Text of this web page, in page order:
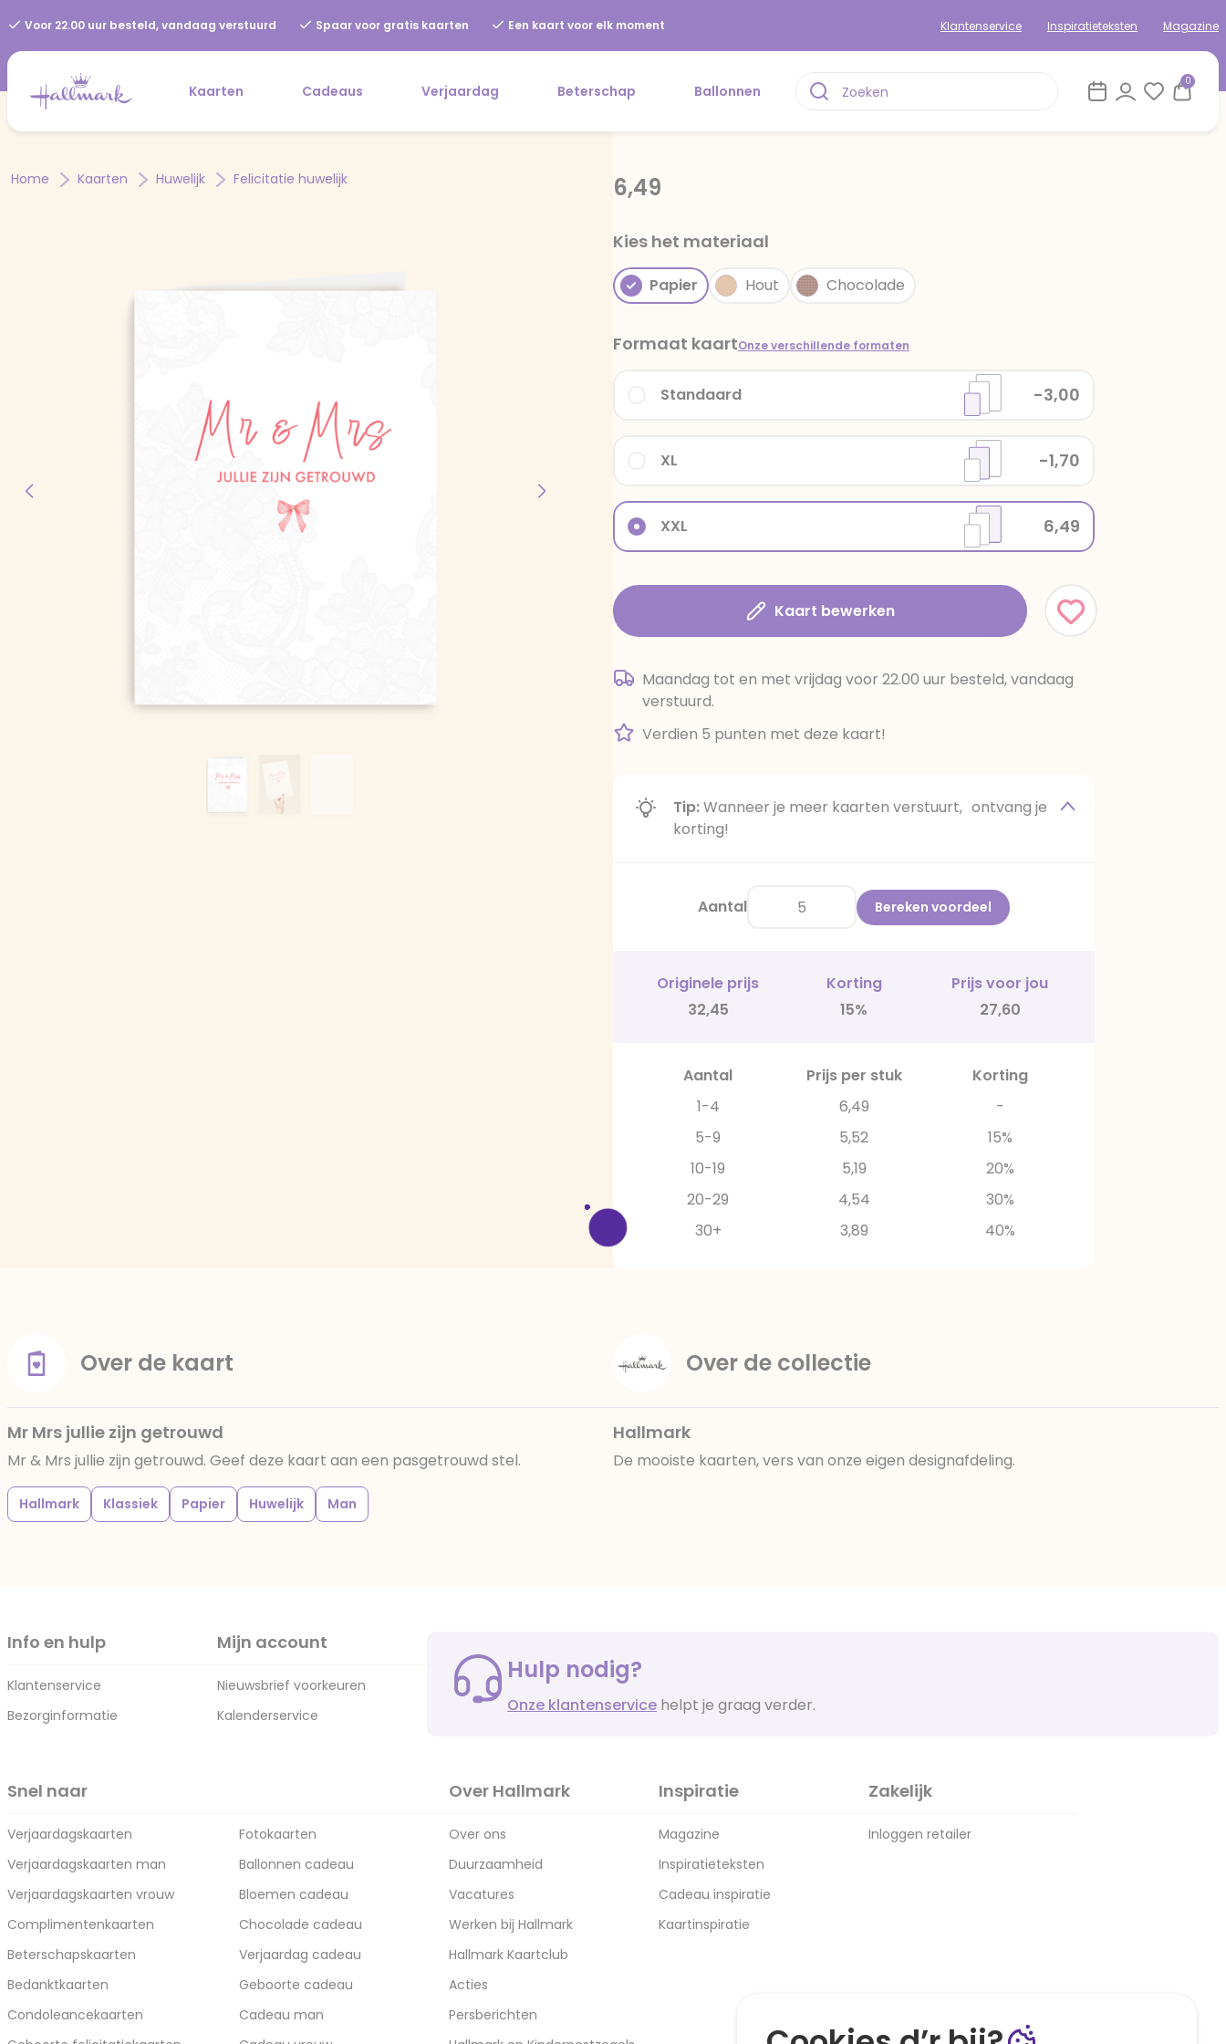
Voor 22.00 uur besteld, vandaag verstuurd Spaar voor gratis kaarten Een kaart voor elk moment Klantenservice Inspiratieteksten Magazine
Kaarten Cadeaus Verjaardag Beterschap Ballonnen
0
Home Kaarten Huwelijk Felicitatie huwelijk 6,49
Kies het materiaal
Papier Hout Chocolade
Formaat kaartOnze verschillende formaten
XXL 6,49
XL -1,70
Standaard -3,00
Kaart bewerken
Maandag tot en met vrijdag voor 22.00 uur besteld, vandaag
verstuurd.
Verdien 5 punten met deze kaart!
Tip:Wanneer je meer kaarten verstuurt, ontvang je
korting!
Aantal Bereken voordeel
Originele prijs Korting
Prijs voor jou
32,45
15% 27,60
Aantal Prijs per stuk
Korting
1-4
6,49
-
5-9
5,52
15%
10-19
5,19
20%
20-29
4,54
30%
30+
3,89 40%
Over de kaart
Mr Mrs jullie zijn getrouwd
Mr & Mrs jullie zijn getrouwd. Geef deze kaart aan een pasgetrouwd stel.
Hallmark Klassiek Papier Huwelijk Man
Over de collectie
Hallmark
De mooiste kaarten, vers van onze eigen designafdeling.
Info en hulp
Klantenservice
Bezorginformatie
Mijn account
Nieuwsbrief voorkeuren
Kalenderservice
Hulp nodig?
Onze klantenservice helpt je graag verder.
Snel naar
Verjaardagskaarten
Verjaardagskaarten man
Verjaardagskaarten vrouw
Complimentenkaarten
Beterschapskaarten
Bedanktkaarten
Condoleancekaarten
Fotokaarten
Ballonnen cadeau
Bloemen cadeau
Chocolade cadeau
Verjaardag cadeau
Geboorte cadeau
Cadeau man
Over Hallmark
Over ons
Duurzaamheid
Vacatures
Werken bij Hallmark
Hallmark Kaartclub
Acties
Persberichten
Inspiratie
Magazine
Inspiratieteksten
Cadeau inspiratie
Kaartinspiratie
Zakelijk
Inloggen retailer